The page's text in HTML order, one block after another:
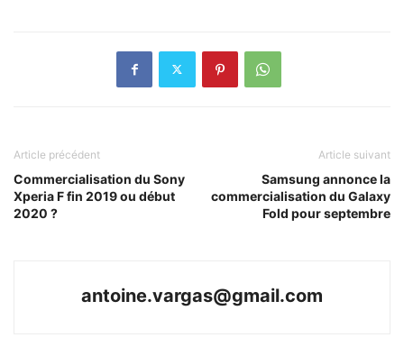
Article précédent
Commercialisation du Sony
Xperia F fin 2019 ou début
2020 ?
Article suivant
Samsung annonce la
commercialisation du Galaxy
Fold pour septembre
antoine.vargas@gmail.com